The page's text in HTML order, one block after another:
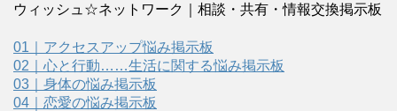
ウィッシュ☆ネットワーク｜相談・共有・情報交換掲示板
01｜アクセスアップ悩み掲示板
02｜心と行動……生活に関する悩み掲示板
03｜身体の悩み掲示板
04｜恋愛の悩み掲示板